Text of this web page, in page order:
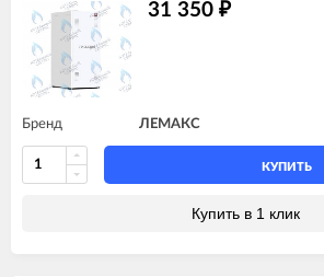
31 350 ₽
Бренд ЛЕМАКС
КУПИТЬ
Купить в 1 клик